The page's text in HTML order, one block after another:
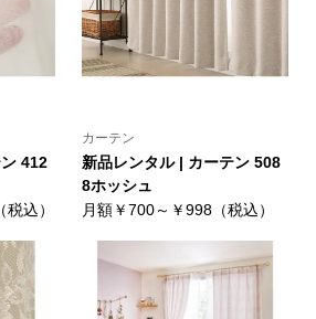
412
込）
カーテン
新品レンタル | カーテン 508
8ホッシュ
月額￥700～￥998（税込）